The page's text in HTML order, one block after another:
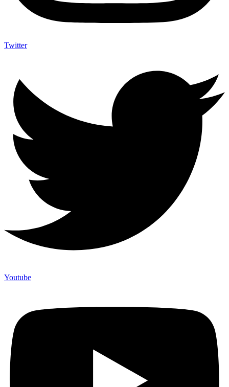
Twitter
Youtube